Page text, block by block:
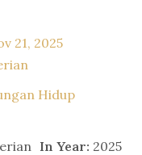
21, 2025
Hidup
In Year: 2025